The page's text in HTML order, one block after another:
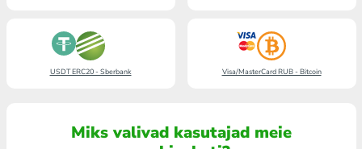
USDT ERC20 - Sberbank Visa/MasterCard RUB - Bitcoin
Miks valivad kasutajad meie